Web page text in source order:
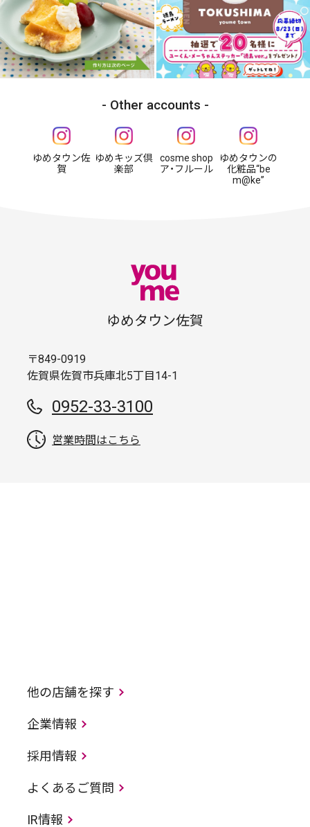
Other accounts
ゆめタウン佐
賀
ゆめキッズ倶
楽部
cosme shop
ア・フルール
ゆめタウンの
化粧品“be
m@ke”
ゆめタウン佐賀
〒849-0919
佐賀県佐賀市兵庫北5丁目14-1
0952-33-3100
営業時間はこちら
他の店舗を探す
企業情報
採用情報
よくあるご質問
IR情報